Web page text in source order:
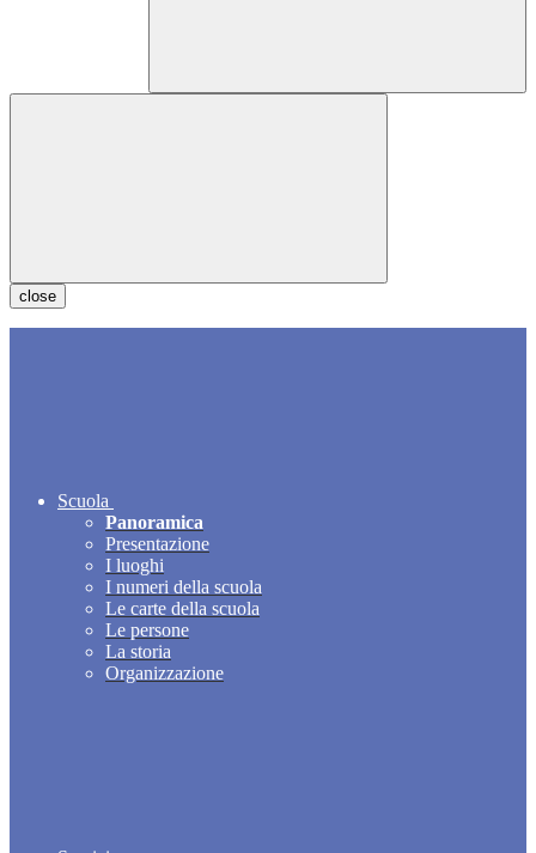
close
Scuola
Panoramica
Presentazione
I luoghi
I numeri della scuola
Le carte della scuola
Le persone
La storia
Organizzazione